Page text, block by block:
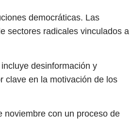
democráticas. Las
sectores radicales vinculados a
desinformación y
clave en la motivación de los
noviembre con un proceso de